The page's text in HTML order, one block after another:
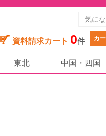
資料請求カート 0件 カ
東北 中国・四国